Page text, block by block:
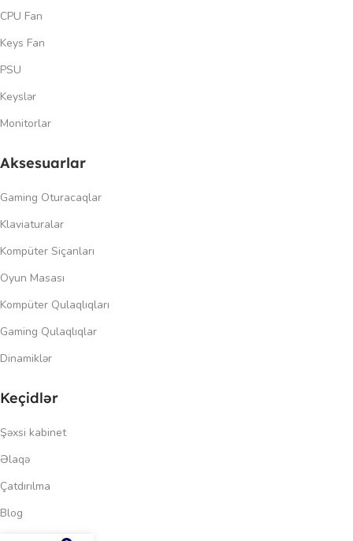
CPU Fan
Keys Fan
PSU
Keyslər
Monitorlar
Aksesuarlar
Gaming Oturacaqlar
Klaviaturalar
Kompüter Siçanları
Oyun Masası
Kompüter Qulaqlıqları
Gaming Qulaqlıqlar
Dinamiklər
Keçidlər
Şəxsi kabinet
Əlaqə
Çatdırılma
Blog